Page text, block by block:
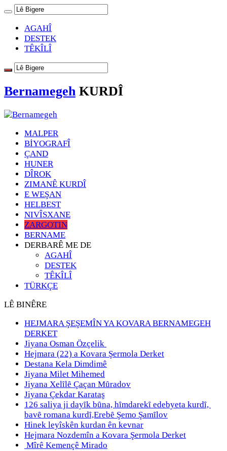
AGAHÎ
DESTEK
TÊKÎLÎ
Bernamegeh KURDÎ
MALPER
BİYOGRAFÎ
ÇAND
HUNER
DÎROK
ZIMANÊ KURDÎ
E WEŞAN
HELBEST
NIVÎSXANE
ZARGOTIN
BERNAME
DERBARÊ ME DE
AGAHÎ
DESTEK
TÊKÎLÎ
TÜRKÇE
LÊ BINÊRE
HEJMARA ŞEŞEMÎN YA KOVARA BERNAMEGEH
DERKET
Jiyana Osman Özçelik
Hejmara (22) a Kovara Şermola Derket
Destana Kela Dimdimê
Jiyana Milet Mihemed
Jiyana Xelȋlȇ Çaçan Mȗradov
Jiyana Çekdar Karataş
126 saliya ji dayȋk bȗna, hȋmdarekȋ edebyeta kurdȋ,
bavȇ romana kurdȋ,Erebȇ Şemo Şamȋlov
Hinek leyîskên kurdan ên kevnar
Hejmara Nozdemîn a Kovara Şermola Derket
Mîrê Kemençê Mirado